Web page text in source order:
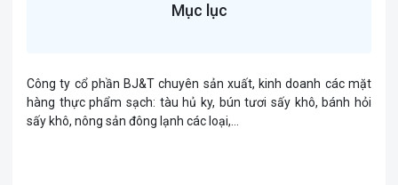
Mục lục
Công ty cổ phần BJ&T chuyên sản xuất, kinh doanh các mặt
hàng thực phẩm sạch: tàu hủ ky, bún tươi sấy khô, bánh hỏi
sấy khô, nông sản đông lạnh các loại,…